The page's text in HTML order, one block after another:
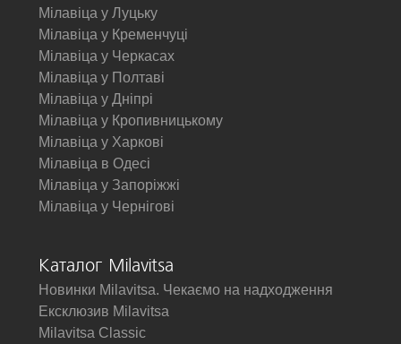
Мілавіца у Луцьку
Мілавіца у Кременчуці
Мілавіца у Черкасах
Мілавіца у Полтаві
Мілавіца у Дніпрі
Мілавіца у Кропивницькому
Мілавіца у Харкові
Мілавіца в Одесі
Мілавіца у Запоріжжі
Мілавіца у Чернігові
Каталог Milavitsa
Новинки Milavitsa. Чекаємо на надходження
Ексклюзив Milavitsa
Milavitsa Classic